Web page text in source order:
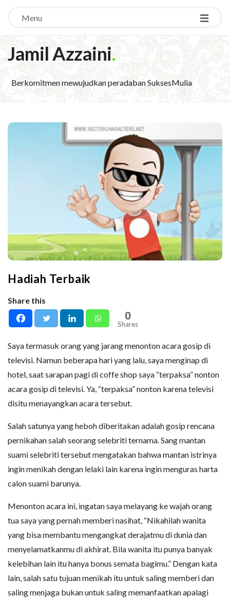
Menu
Jamil Azzaini.
Berkomitmen mewujudkan peradaban SuksesMulia
Hadiah Terbaik
Share this
0
Shares
Saya termasuk orang yang jarang menonton acara gosip di
televisi. Namun beberapa hari yang lalu, saya menginap di
hotel, saat sarapan pagi di coffe shop saya “terpaksa” nonton
acara gosip di televisi. Ya, “terpaksa” nonton karena televisi
disitu menayangkan acara tersebut.
Salah satunya yang heboh diberitakan adalah gosip rencana
pernikahan salah seorang selebriti ternama. Sang mantan
suami selebriti tersebut mengatakan bahwa mantan istrinya
ingin menikah dengan lelaki lain karena ingin menguras harta
calon suami barunya.
Menonton acara ini, ingatan saya melayang ke wajah orang
tua saya yang pernah memberi nasihat, “Nikahilah wanita
yang bisa membantu mengangkat derajatmu di dunia dan
menyelamatkanmu di akhirat. Bila wanita itu punya banyak
kelebihan lain itu hanya bonus semata bagimu.” Dengan kata
lain, salah satu tujuan menikah itu untuk saling memberi dan
saling menjaga bukan untuk saling memanfaatkan apalagi